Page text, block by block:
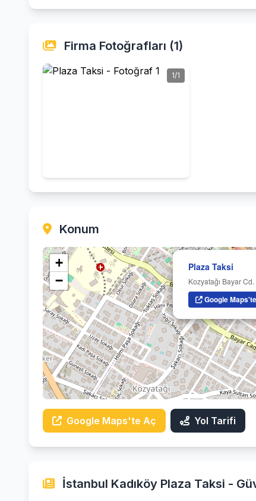
Firma Fotoğrafları (1)
1/1
Konum
Plaza Taksi
Kozyatağı Bayar
Google
+
−
Google Maps'te Aç Yol Tarifi
İstanbul Kadıköy Plaza Taksi -